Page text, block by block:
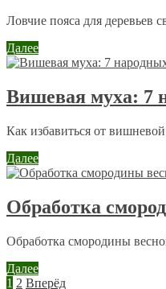
Ловчие пояса для
Далее
Вишевая муха: 7
Как избавиться от
Далее
Обработка
Обработка смородины
Далее
1 2 Вперёд